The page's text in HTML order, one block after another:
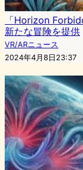
「Horizon
新たな冒険を提供
VR/ARニュース
2024年4月8日23:37